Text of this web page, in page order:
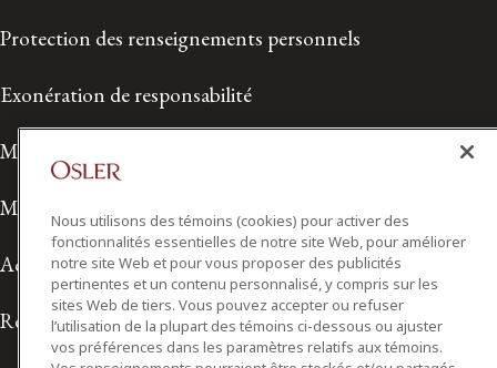
Protection des renseignements personnels
Exonération de responsabilité
Modalités de prestation de services
Modalités d'utilisation
Accessibilité
Relations avec les médias
Nous utilisons des témoins (cookies) pour activer des
fonctionnalités essentielles de notre site Web, pour améliorer
notre site Web et pour vous proposer des publicités
pertinentes et un contenu personnalisé, y compris sur les
sites Web de tiers. Vous pouvez accepter ou refuser
l’utilisation de la plupart des témoins ci-dessous ou ajuster
vos préférences dans les paramètres relatifs aux témoins.